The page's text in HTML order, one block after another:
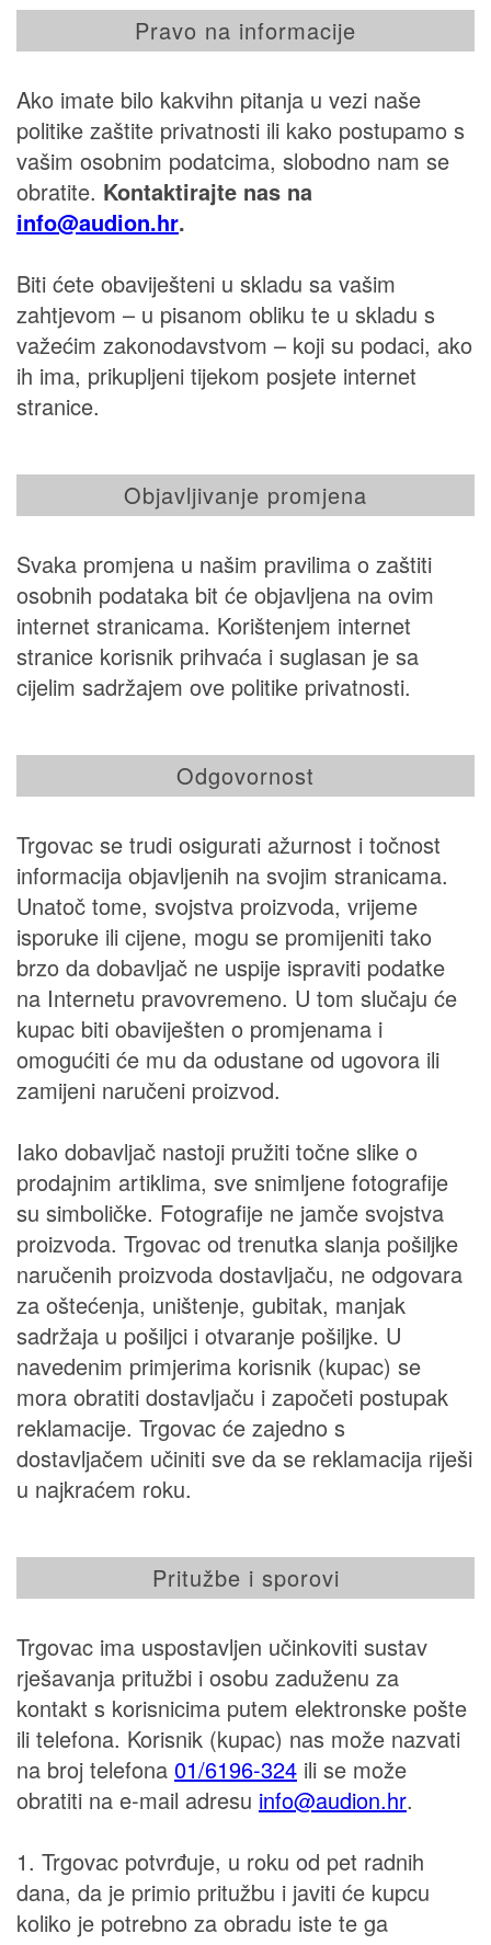
Pravo na informacije
Ako imate bilo kakvihn pitanja u vezi naše
politike zaštite privatnosti ili kako postupamo s
vašim osobnim podatcima, slobodno nam se
obratite. Kontaktirajte nas na
rh.noidua@ofni.
Biti ćete obaviješteni u skladu sa vašim
zahtjevom – u pisanom obliku te u skladu s
važećim zakonodavstvom – koji su podaci, ako
ih ima, prikupljeni tijekom posjete internet
stranice.
Objavljivanje promjena
Svaka promjena u našim pravilima o zaštiti
osobnih podataka bit će objavljena na ovim
internet stranicama. Korištenjem internet
stranice korisnik prihvaća i suglasan je sa
cijelim sadržajem ove politike privatnosti.
Odgovornost
Trgovac se trudi osigurati ažurnost i točnost
informacija objavljenih na svojim stranicama.
Unatoč tome, svojstva proizvoda, vrijeme
isporuke ili cijene, mogu se promijeniti tako
brzo da dobavljač ne uspije ispraviti podatke
na Internetu pravovremeno. U tom slučaju će
kupac biti obaviješten o promjenama i
omogućiti će mu da odustane od ugovora ili
zamijeni naručeni proizvod.
Iako dobavljač nastoji pružiti točne slike o
prodajnim artiklima, sve snimljene fotografije
su simboličke. Fotografije ne jamče svojstva
proizvoda. Trgovac od trenutka slanja pošiljke
naručenih proizvoda dostavljaču, ne odgovara
za oštećenja, uništenje, gubitak, manjak
sadržaja u pošiljci i otvaranje pošiljke. U
navedenim primjerima korisnik (kupac) se
mora obratiti dostavljaču i započeti postupak
reklamacije. Trgovac će zajedno s
dostavljačem učiniti sve da se reklamacija riješi
u najkraćem roku.
Pritužbe i sporovi
Trgovac ima uspostavljen učinkoviti sustav
rješavanja pritužbi i osobu zaduženu za
kontakt s korisnicima putem elektronske pošte
ili telefona. Korisnik (kupac) nas može nazvati
na broj telefona 01/6196-324 ili se može
obratiti na e-mail adresu rh.noidua@ofni.
1. Trgovac potvrđuje, u roku od pet radnih
dana, da je primio pritužbu i javiti će kupcu
koliko je potrebno za obradu iste te ga